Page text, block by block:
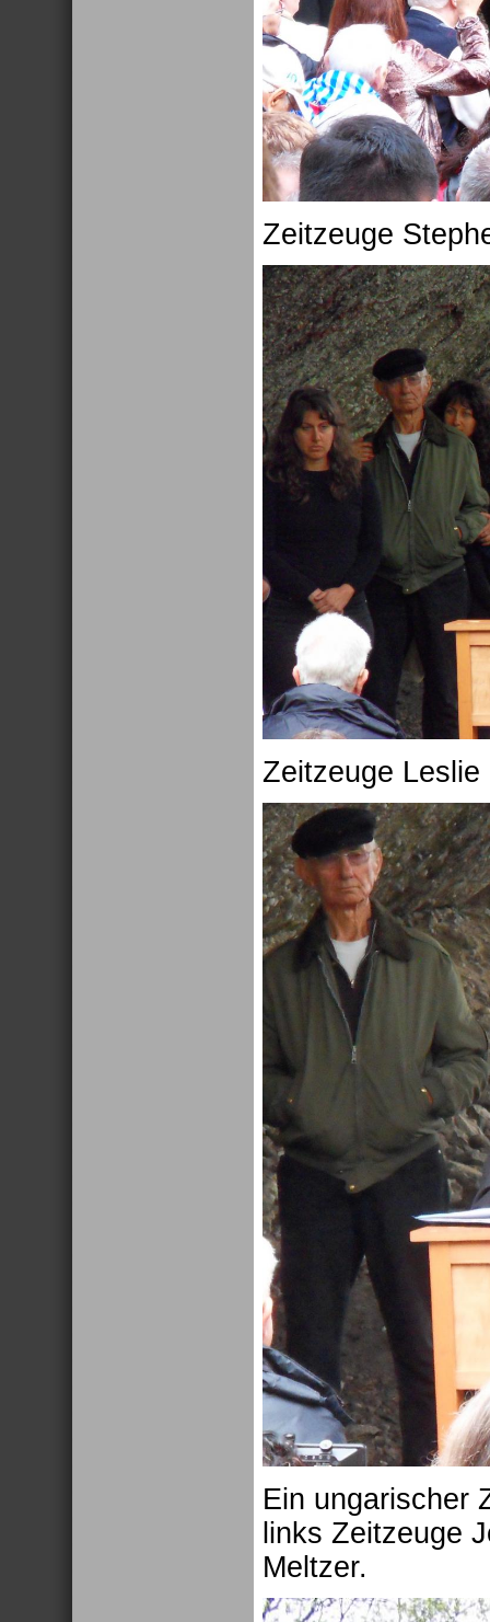
Zeitzeuge
Zeitzeuge Leslie
Ein ungarischer
links Zeitzeuge
Meltzer.